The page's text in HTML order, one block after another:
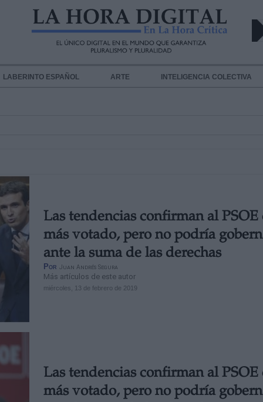
LABERINTO ESPAÑOL ARTE INTELIGENCIA COLECTIVA
Las tendencias confirman al PSOE
más votado, pero no podría
ante la suma de las derechas
Por Juan Andrés Segura
Más artículos de este autor
miércoles, 13 de febrero de 2019
Las tendencias confirman al PSOE
más votado, pero no podría